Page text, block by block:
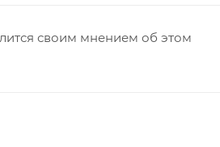
своим мнением об этом